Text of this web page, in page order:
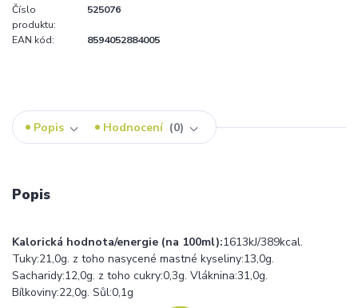
Číslo
produktu:
525076
EAN kód: 8594052884005
Popis Hodnocení 0
Popis
Kalorická hodnota/energie (na 100ml):1613kJ/389kcal.
Tuky:21,0g. z toho nasycené mastné kyseliny:13,0g.
Sacharidy:12,0g. z toho cukry:0,3g. Vláknina:31,0g.
Bílkoviny:22,0g. Sůl:0,1g